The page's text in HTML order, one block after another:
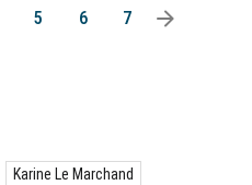
5 6 7 arrow_right
Karine Le Marchand